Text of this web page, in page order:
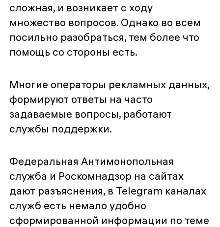
сложная, и возникает с ходу
множество вопросов. Однако во всем
посильно разобраться, тем более что
помощь со стороны есть.
Многие операторы рекламных данных,
формируют ответы на часто
задаваемые вопросы, работают
службы поддержки.
Федеральная Антимонопольная
служба и Роскомнадзор на сайтах
дают разъяснения, в Telegram каналах
служб есть немало удобно
сформированной информации по теме